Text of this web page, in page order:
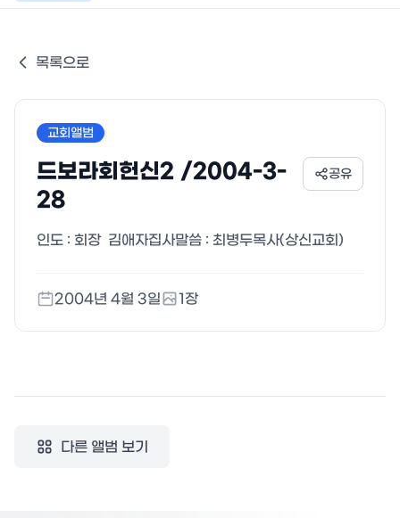
목록으로
교회앨범
드보라회헌신2 /2004-3-
28
공유
인도 : 회장 김애자집사말씀 : 최병두목사(상신교회)
2004년 4월 3일 1 장
다른 앨범 보기